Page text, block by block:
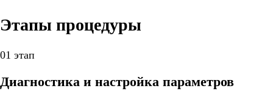
Этапы процедуры
01 этап
Диагностика и настройка параметров